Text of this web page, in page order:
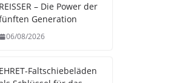
REISSER – Die Power der
Generation
06/08/2026
EHRET-Faltschiebeläden